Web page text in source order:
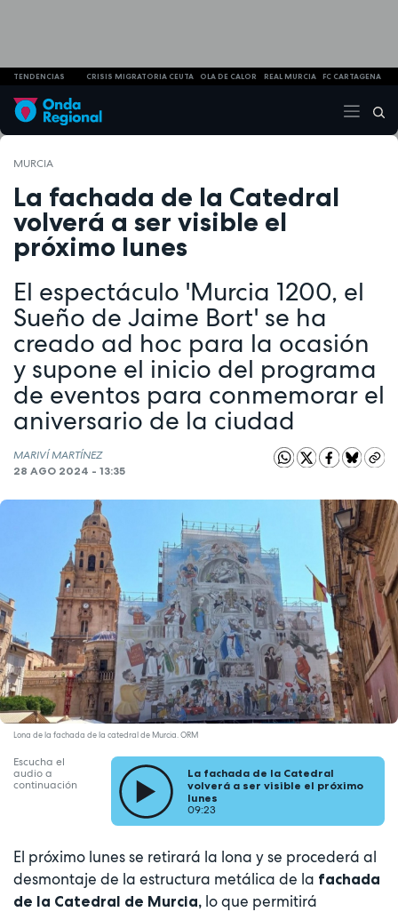
TENDENCIAS CRISIS MIGRATORIA CEUTA OLA DE CALOR REAL MURCIA FC CARTAGENA
MURCIA
La fachada de la Catedral
volverá a ser visible el
próximo lunes
El espectáculo 'Murcia 1200, el
Sueño de Jaime Bort' se ha
creado ad hoc para la ocasión
y supone el inicio del programa
de eventos para conmemorar el
aniversario de la ciudad
MARIVÍ MARTÍNEZ
28 AGO 2024 - 13:35
Lona de la fachada de la catedral de Murcia. ORM
Escucha el
audio a
continuación
La fachada de la Catedral
volverá a ser visible el próximo
lunes
09:23
El próximo lunes se retirará la lona y se procederá al
desmontaje de la estructura metálica de la fachada
de la Catedral de Murcia, lo que permitirá